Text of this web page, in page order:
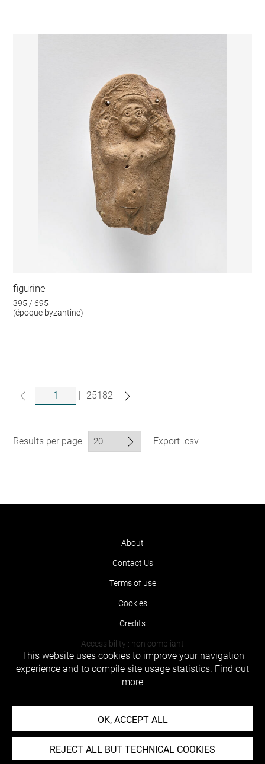
figurine
395 / 695
(époque byzantine)
| 25182
Results per page Export .csv
About
Contact Us
Terms of use
Cookies
Credits
Accessibility : non compliant
This website uses cookies to improve your navigation
experience and to compile site usage statistics. Find out
more
OK, ACCEPT ALL
REJECT ALL BUT TECHNICAL COOKIES